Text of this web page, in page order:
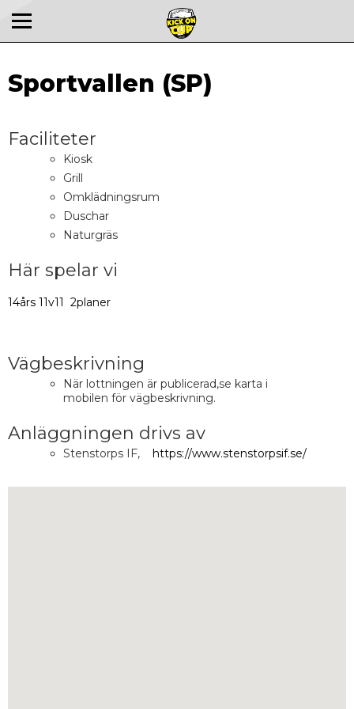
Sportvallen (SP)
Faciliteter
Kiosk
Grill
Omklädningsrum
Duschar
Naturgräs
Här spelar vi
14års 11v11 2planer
Vägbeskrivning
När lottningen är publicerad,se karta i
mobilen för vägbeskrivning.
Anläggningen drivs av
Stenstorps IF, https://www.stenstorpsif.se/